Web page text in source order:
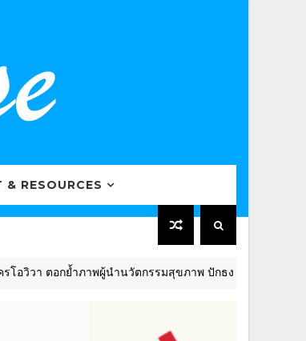
& RESOURCES
ตอกย้ำภาพผู้นำนวัตกรรมสุขภาพ ปักธงดันไทยสู่ “Global